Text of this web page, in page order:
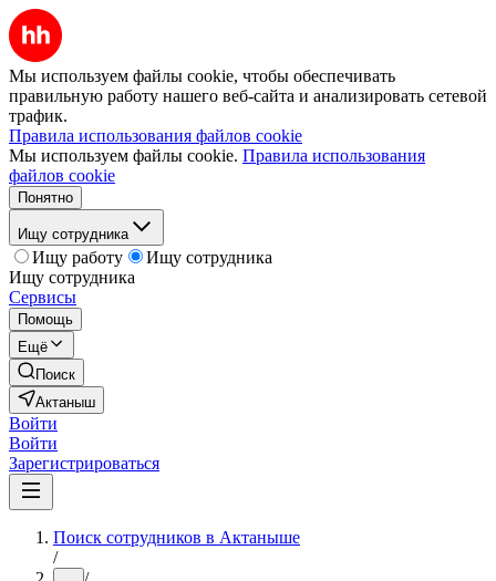
Мы используем файлы cookie, чтобы обеспечивать
правильную работу нашего веб-сайта и анализировать сетевой
трафик.
Правила использования файлов cookie
Мы используем файлы cookie. Правила использования
файлов cookie
Понятно
Ищу сотрудника
Ищу работу
Ищу сотрудника
Ищу сотрудника
Сервисы
Помощь
Ещё
Поиск
Актаныш
Войти
Войти
Зарегистрироваться
Поиск сотрудников в Актаныше
/